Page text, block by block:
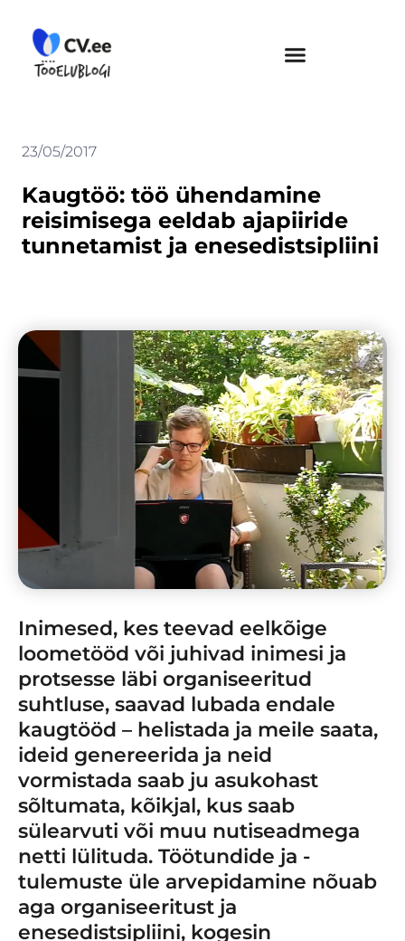
content
23/05/2017
Kaugtöö: töö ühendamine
reisimisega eeldab ajapiiride
tunnetamist ja enesedistsipliini
Inimesed, kes teevad eelkõige
loometööd või juhivad inimesi ja
protsesse läbi organiseeritud
suhtluse, saavad lubada endale
kaugtööd – helistada ja meile saata,
ideid genereerida ja neid
vormistada saab ju asukohast
sõltumata, kõikjal, kus saab
sülearvuti või muu nutiseadmega
netti lülituda. Töötundide ja -
tulemuste üle arvepidamine nõuab
aga organiseeritust ja
enesedistsipliini, kogesin